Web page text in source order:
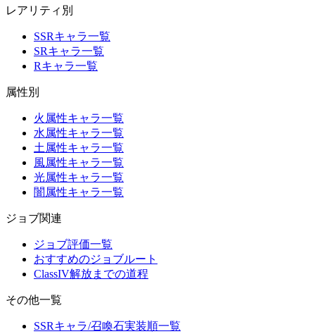
レアリティ別
SSRキャラ一覧
SRキャラ一覧
Rキャラ一覧
属性別
火属性キャラ一覧
水属性キャラ一覧
土属性キャラ一覧
風属性キャラ一覧
光属性キャラ一覧
闇属性キャラ一覧
ジョブ関連
ジョブ評価一覧
おすすめのジョブルート
ClassIV解放までの道程
その他一覧
SSRキャラ/召喚石実装順一覧